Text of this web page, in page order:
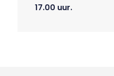
17.00 uur.